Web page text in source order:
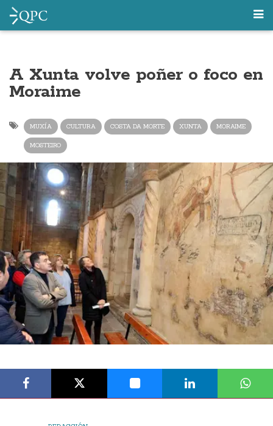
A Xunta volve poñer o foco en
Moraime
MUXÍA CULTURA COSTA DA MORTE XUNTA MORAIME
MOSTEIRO